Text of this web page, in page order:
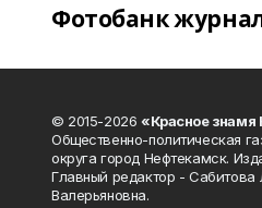
Фотобанк
© 2015-2026 «Красное
Общественно-политическая
округа город Нефтекамск.
Главный редактор -
Валерьяновна.